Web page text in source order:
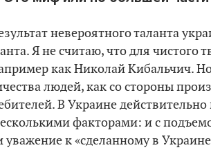
невероятного таланта
Я не считаю, что для чистого
как Николай Кибальчич.
людей, как со стороны
В Украине
факторами: и с
к «сделанному в